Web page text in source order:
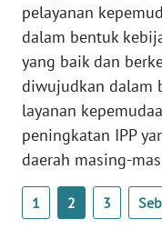
pelayanan
dalam bentuk
yang baik dan
diwujudkan dalam
layanan
peningkatan IPP
daerah masing-
1 2 3
WN
BENGKULU
WN
LAMPUNG
WN
JATENG
WN